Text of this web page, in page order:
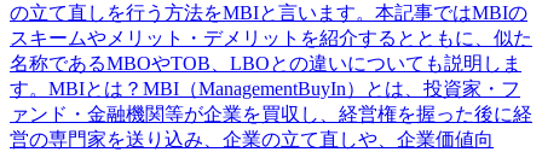
の立て直しを行う方法をMBIと言います。本記事ではMBIの
スキームやメリット・デメリットを紹介するとともに、似た
名称であるMBOやTOB、LBOとの違いについても説明しま
す。MBIとは？MBI（ManagementBuyIn）とは、投資家・フ
ァンド・金融機関等が企業を買収し、経営権を握った後に経
営の専門家を送り込み、企業の立て直しや、企業価値向